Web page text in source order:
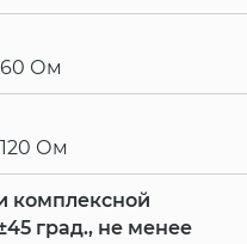
Ом
Ом
комплексной
град., не менее